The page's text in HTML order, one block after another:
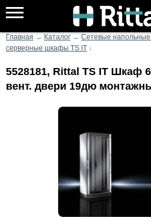
Главная → Каталог → Сетевые напольные
серверные шкафы TS IT
↓
5528181, Rittal TS IT Шкаф
вент. двери 19дю